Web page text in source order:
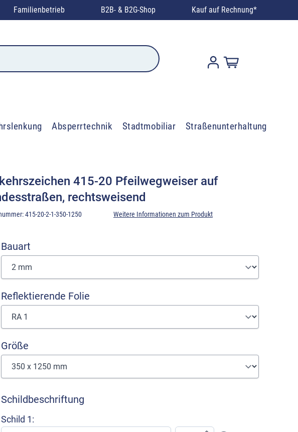
Familienbetrieb B2B- & B2G-Shop Kauf auf Rechnung*
Absperrtechnik Stadtmobiliar Straßenunterhaltung
415-20 Pfeilwegweiser auf
rechtsweisend
415-20-2-1-350-1250 Weitere Informationen zum Produkt
Bauart
Reflektierende Folie
Größe
Schildbeschriftung
Schild 1: